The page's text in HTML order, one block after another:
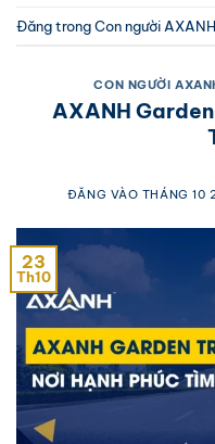
Đăng trongCon người AXANH
CON NGƯỜI
AXANH
ĐĂNG VÀO THÁNG 10
23
Th10